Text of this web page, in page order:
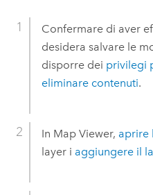
Confermare di aver
desidera salvare le
disporre dei privilegi
eliminare contenuti.
In Map Viewer, aprire
layer i aggiungere il